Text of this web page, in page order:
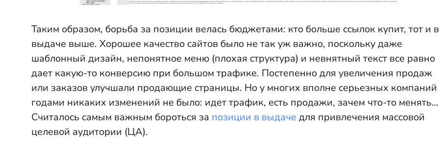
Таким образом, борьба за позиции велась бюджетами: кто больше ссылок купит, тот и в
выдаче выше. Хорошее качество сайтов было не так уж важно, поскольку даже
шаблонный дизайн, непонятное меню (плохая структура) и невнятный текст все равно
дает какую-то конверсию при большом трафике. Постепенно для увеличения продаж
или заказов улучшали продающие страницы. Но у многих вполне серьезных компаний
годами никаких изменений не было: идет трафик, есть продажи, зачем что-то менять…
Считалось самым важным бороться за позиции в выдаче для привлечения массовой
целевой аудитории (ЦА).